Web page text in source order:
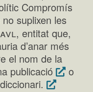
Compromís
suplixen les
avl, entitat que,
d’anar més
el nom de la
publicació
o